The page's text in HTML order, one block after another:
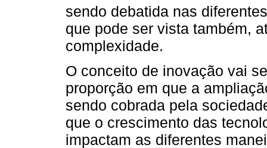
sendo debatida nas
que pode ser vista também,
complexidade.
O conceito de inovação vai
proporção em que a
sendo cobrada pela
que o crescimento das
impactam as diferentes